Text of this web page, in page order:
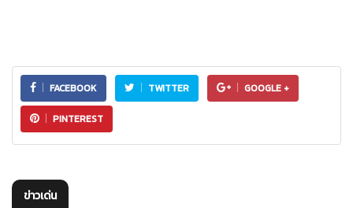
FACEBOOK TWITTER GOOGLE +
PINTEREST
ข่าวเด่น